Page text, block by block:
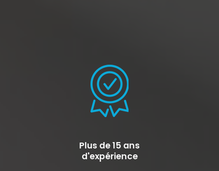
Plus de 15 ans
d'expérience